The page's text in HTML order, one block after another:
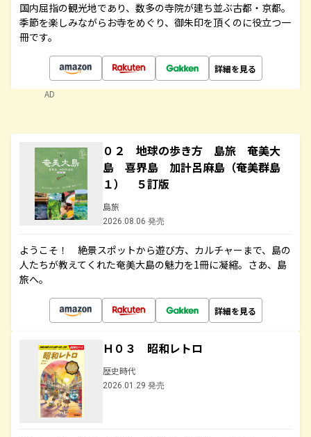
国内屈指の観光地であり、数多の寺院が建ち並ぶ古都・京都。
季節を楽しみながらお寺をめぐり、御朱印を頂くのに役立つ一
冊です。
詳細を見る
AD
０２ 地球の歩き方 島旅 奄美大
島 喜界島 加計呂麻島（奄美群島
１） ５訂版
島旅
2026.08.06 発売
ようこそ！ 絶景スポットから遊び方、カルチャーまで、島の
人たちが教えてくれた奄美大島の魅力を1冊に凝縮。さあ、島
旅へ。
詳細を見る
Ｈ０３ 昭和レトロ
歴史時代
2026.01.29 発売